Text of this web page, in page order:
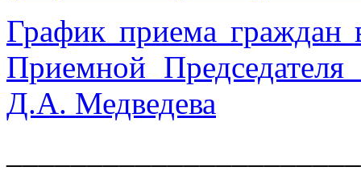
График приема граждан
Приемной
Д.А. Медведева